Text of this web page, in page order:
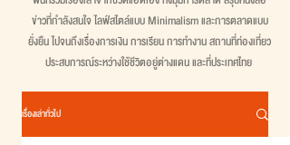
ข่าวที่กำลังสนใจ ไลฟ์สไตล์แบบ Minimalism และการตลาดแบบ
ยั่งยืน ไปจนถึงเรื่องการเงิน การเรียน การทำงาน สถานที่ท่องเที่ยว
ประสบการณ์ระหว่างใช้ชีวิตอยู่ต่างแดน และที่ประเทศไทย
เรื่องเล่าทั่วไป